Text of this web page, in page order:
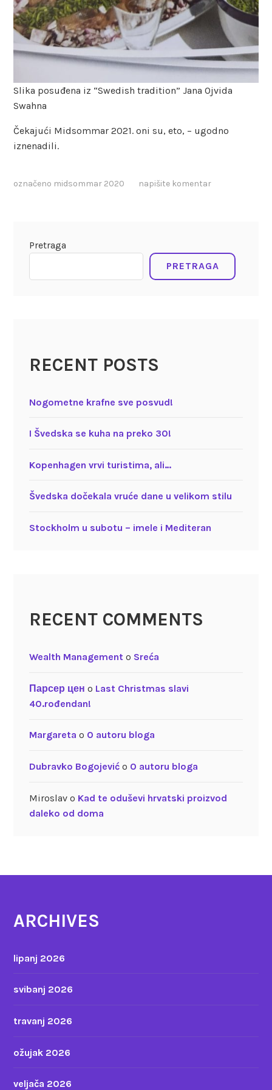
Slika posuđena iz “Swedish tradition” Jana Ojvida
Swahna
Čekajući Midsommar 2021. oni su, eto, – ugodno
iznenadili.
označeno midsommar 2020 napišite komentar
Pretraga
PRETRAGA
RECENT POSTS
Nogometne krafne sve posvud!
I Švedska se kuha na preko 30!
Kopenhagen vrvi turistima, ali…
Švedska dočekala vruće dane u velikom stilu
Stockholm u subotu – imele i Mediteran
RECENT COMMENTS
Wealth Managemento Sreća
Парсер цен o Last Christmas slavi
40.rođendan!
Margareta o O autoru bloga
Dubravko Bogojevićo O autoru bloga
Miroslavo Kad te oduševi hrvatski proizvod
daleko od doma
ARCHIVES
lipanj 2026
svibanj 2026
travanj 2026
ožujak 2026
veljača 2026